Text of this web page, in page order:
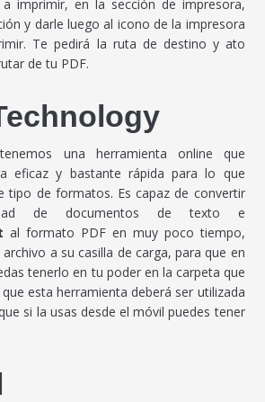
imprimir, en la sección de impresora,
y darle luego al icono de la impresora
Te pedirá la ruta de destino y ato
de tu PDF.
una herramienta online que
eficaz y bastante rápida para lo que
tipo de formatos. Es capaz de convertir
de documentos de texto e
al formato PDF en muy poco tiempo,
a su casilla de carga, para que en
tenerlo en tu poder en la carpeta que
esta herramienta deberá ser utilizada
si la usas desde el móvil puedes tener